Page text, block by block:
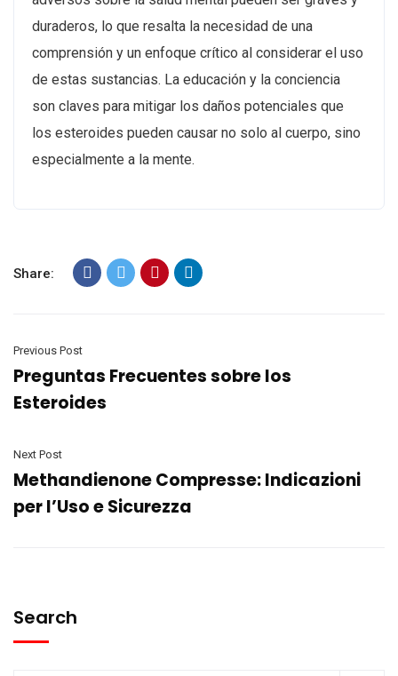
duraderos, lo que resalta la necesidad de una
comprensión y un enfoque crítico al considerar el uso
de estas sustancias. La educación y la conciencia
son claves para mitigar los daños potenciales que
los esteroides pueden causar no solo al cuerpo, sino
especialmente a la mente.
Share:
Previous Post
Preguntas Frecuentes sobre los
Esteroides
Next Post
Methandienone Compresse: Indicazioni
per l’Uso e Sicurezza
Search